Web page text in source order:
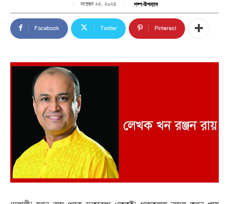
নভেম্বর ২৫, ২০২৪ গল্প-উপন্যাস
Facebook Twitter Pinterest